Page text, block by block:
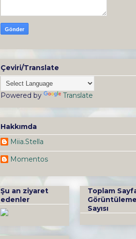
Çeviri/Translate
Powered by Translate
Hakkımda
Miia.Stella
Momentos
Şu an ziyaret
edenler
Toplam
Görüntüleme
Sayısı